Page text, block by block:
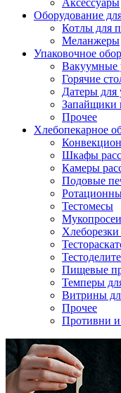
Аксессуары
Оборудование
Котлы для
Меланжеры
Упаковочное
Вакуумные
Горячие
Датеры для
Запайщики
Прочее
Хлебопекарное
Шкафы
Камеры
Подовые
Тестомесы
Пищевые
Темперы
Витрины
Прочее
Противни